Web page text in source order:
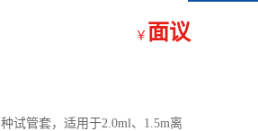
￥ 面议
试管套，适用于2.0ml、1.5m离